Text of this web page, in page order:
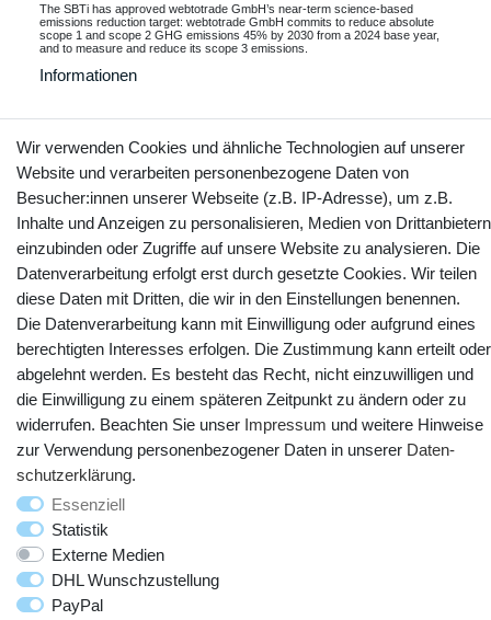
The SBTi has approved webtotrade GmbH’s near-term science-based
emissions reduction target: webtotrade GmbH commits to reduce absolute
scope 1 and scope 2 GHG emissions 45% by 2030 from a 2024 base year,
and to measure and reduce its scope 3 emissions.
Informationen
Vertrag widerrufen Kontakt
YouTube Facebook Instagram
© Copyright 2025 webtotrade GmbH. Alle Rechte vorbehalten.
Wir verwenden Cookies und ähnliche Technologien auf unserer
Website und verarbeiten personenbezogene Daten von
Besucher:innen unserer Webseite (z.B. IP-Adresse), um z.B.
Inhalte und Anzeigen zu personalisieren, Medien von Drittanbietern
einzubinden oder Zugriffe auf unsere Website zu analysieren. Die
Datenverarbeitung erfolgt erst durch gesetzte Cookies. Wir teilen
diese Daten mit Dritten, die wir in den Einstellungen benennen.
Die Datenverarbeitung kann mit Einwilligung oder aufgrund eines
berechtigten Interesses erfolgen. Die Zustimmung kann erteilt oder
abgelehnt werden. Es besteht das Recht, nicht einzuwilligen und
die Einwilligung zu einem späteren Zeitpunkt zu ändern oder zu
widerrufen. Beachten Sie unser Impressum und weitere Hinweise
zur Verwendung personenbezogener Daten in unserer Daten­
schutz­erklärung.
Essenziell
Statistik
Externe Medien
DHL Wunschzustellung
PayPal